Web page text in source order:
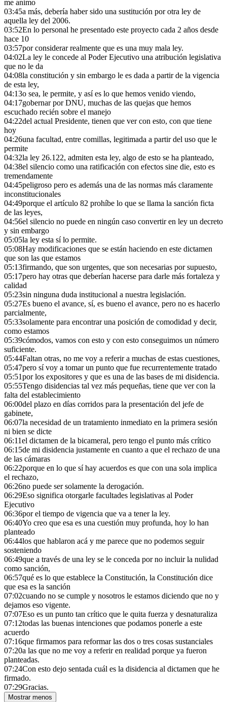
me animo
03:45a más, debería haber sido una sustitución por otra ley de
aquella ley del 2006.
03:52En lo personal he presentado este proyecto cada 2 años desde
hace 10
03:57por considerar realmente que es una muy mala ley.
04:02La ley le concede al Poder Ejecutivo una atribución legislativa
que no le da
04:08la constitución y sin embargo le es dada a partir de la vigencia
de esta ley,
04:13o sea, le permite, y así es lo que hemos venido viendo,
04:17gobernar por DNU, muchas de las quejas que hemos
escuchado recién sobre el manejo
04:22del actual Presidente, tienen que ver con esto, con que tiene
hoy
04:26una facultad, entre comillas, legitimada a partir del uso que le
permite
04:32la ley 26.122, admiten esta ley, algo de esto se ha planteado,
04:38el silencio como una ratificación con efectos sine die, esto es
tremendamente
04:45peligroso pero es además una de las normas más claramente
inconstitucionales
04:49porque el artículo 82 prohíbe lo que se llama la sanción ficta
de las leyes,
04:56el silencio no puede en ningún caso convertir en ley un decreto
y sin embargo
05:05la ley esta sí lo permite.
05:08Hay modificaciones que se están haciendo en este dictamen
que son las que estamos
05:13firmando, que son urgentes, que son necesarias por supuesto,
05:17pero hay otras que deberían hacerse para darle más fortaleza y
calidad
05:23sin ninguna duda institucional a nuestra legislación.
05:27Es bueno el avance, sí, es bueno el avance, pero no es hacerlo
parcialmente,
05:33solamente para encontrar una posición de comodidad y decir,
como estamos
05:39cómodos, vamos con esto y con esto conseguimos un número
suficiente.
05:44Faltan otras, no me voy a referir a muchas de estas cuestiones,
05:47pero sí voy a tomar un punto que fue recurrentemente tratado
05:51por los expositores y que es una de las bases de mi disidencia.
05:55Tengo disidencias tal vez más pequeñas, tiene que ver con la
falta del establecimiento
06:00del plazo en días corridos para la presentación del jefe de
gabinete,
06:07la necesidad de un tratamiento inmediato en la primera sesión
ni bien se dicte
06:11el dictamen de la bicameral, pero tengo el punto más crítico
06:15de mi disidencia justamente en cuanto a que el rechazo de una
de las cámaras
06:22porque en lo que sí hay acuerdos es que con una sola implica
el rechazo,
06:26no puede ser solamente la derogación.
06:29Eso significa otorgarle facultades legislativas al Poder
Ejecutivo
06:36por el tiempo de vigencia que va a tener la ley.
06:40Yo creo que esa es una cuestión muy profunda, hoy lo han
planteado
06:44los que hablaron acá y me parece que no podemos seguir
sosteniendo
06:49que a través de una ley se le conceda por no incluir la nulidad
como sanción,
06:57qué es lo que establece la Constitución, la Constitución dice
que esa es la sanción
07:02cuando no se cumple y nosotros le estamos diciendo que no y
dejamos eso vigente.
07:07Eso es un punto tan crítico que le quita fuerza y desnaturaliza
07:12todas las buenas intenciones que podamos ponerle a este
acuerdo
07:16que firmamos para reformar las dos o tres cosas sustanciales
07:20a las que no me voy a referir en realidad porque ya fueron
planteadas.
07:24Con esto dejo sentada cuál es la disidencia al dictamen que he
firmado.
07:29Gracias.
Mostrar menos